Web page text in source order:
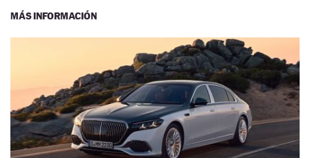
MÁS INFORMACIÓN